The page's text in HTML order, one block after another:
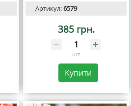
Артикул:6579
385 грн.
шт
Купити